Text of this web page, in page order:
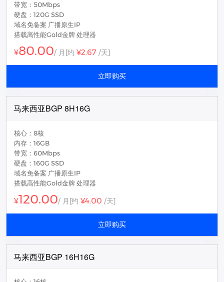
带宽：50Mbps
硬盘：120G SSD
域名免备案 广播原生IP
搭载高性能Gold金牌 处理器
¥80.00/ 月 [约 ¥2.67 /天]
立即购买
马来西亚BGP 8H16G
核心：8核
内存：16GB
带宽：60Mbps
硬盘：160G SSD
域名免备案 广播原生IP
搭载高性能Gold金牌 处理器
¥120.00/ 月 [约 ¥4.00 /天]
立即购买
马来西亚BGP 16H16G